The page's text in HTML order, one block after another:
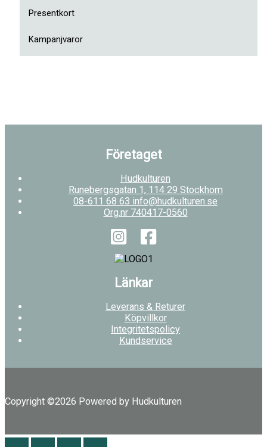
Presentkort
Kampanjvaror
Företaget
Hudkulturen
Runebergsgatan 1, 114 29 Stockhom
08-611 68 63 info@hudkulturen.se
Org.nr 740417-0560
Länkar
Leverans & Returer
Köpvillkor
Integritetspolicy
Kundservice
Copyright ©2026 Powered by Hudkulturen